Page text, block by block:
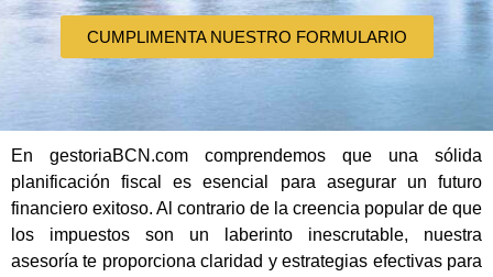
CUMPLIMENTA NUESTRO FORMULARIO
En gestoriaBCN.com comprendemos que una sólida
planificación fiscal es esencial para asegurar un futuro
financiero exitoso. Al contrario de la creencia popular de que
los impuestos son un laberinto inescrutable, nuestra
asesoría te proporciona claridad y estrategias efectivas para